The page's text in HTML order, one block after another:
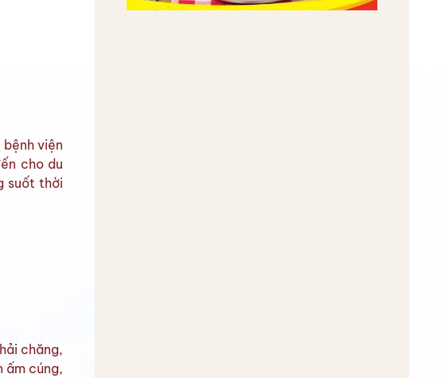
viện
cho du
suốt thời
chăng,
ấm cúng,